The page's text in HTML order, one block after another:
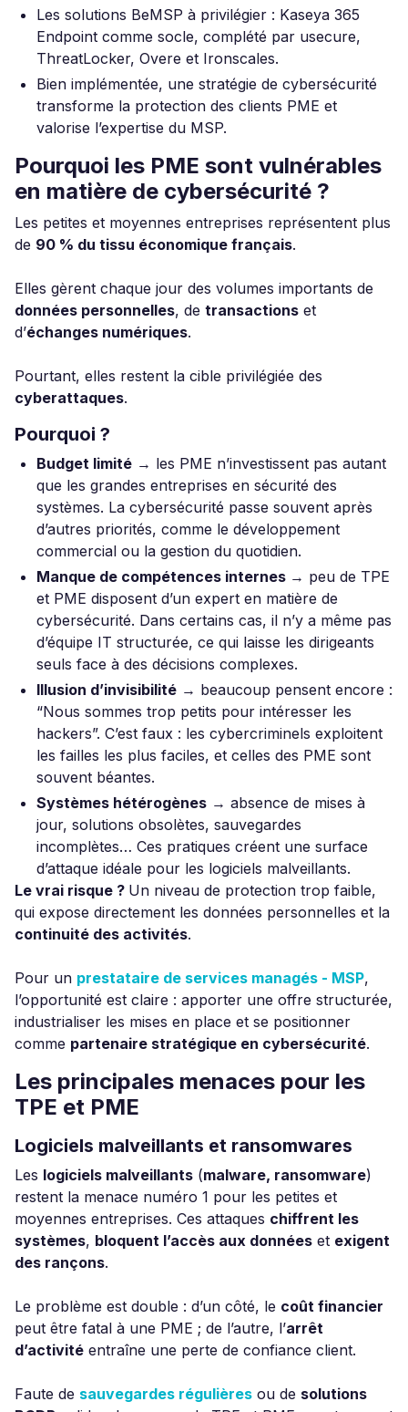
Les solutions BeMSP à privilégier : Kaseya 365
Endpoint comme socle, complété par usecure,
ThreatLocker, Overe et Ironscales.
Bien implémentée, une stratégie de cybersécurité
transforme la protection des clients PME et
valorise l’expertise du MSP.
Pourquoi les PME sont vulnérables
en matière de cybersécurité ?
Les petites et moyennes entreprises représentent plus
de 90 % du tissu économique français.
Elles gèrent chaque jour des volumes importants de
données personnelles, de transactions et
d’échanges numériques.
Pourtant, elles restent la cible privilégiée des
cyberattaques.
Pourquoi ?
Budget limité → les PME n’investissent pas autant
que les grandes entreprises en sécurité des
systèmes. La cybersécurité passe souvent après
d’autres priorités, comme le développement
commercial ou la gestion du quotidien.
Manque de compétences internes → peu de TPE
et PME disposent d’un expert en matière de
cybersécurité. Dans certains cas, il n’y a même pas
d’équipe IT structurée, ce qui laisse les dirigeants
seuls face à des décisions complexes.
Illusion d’invisibilité → beaucoup pensent encore :
“Nous sommes trop petits pour intéresser les
hackers”. C’est faux : les cybercriminels exploitent
les failles les plus faciles, et celles des PME sont
souvent béantes.
Systèmes hétérogènes → absence de mises à
jour, solutions obsolètes, sauvegardes
incomplètes… Ces pratiques créent une surface
d’attaque idéale pour les logiciels malveillants.
Le vrai risque ? Un niveau de protection trop faible,
qui expose directement les données personnelles et la
continuité des activités.
Pour un prestataire de services managés - MSP,
l’opportunité est claire : apporter une offre structurée,
industrialiser les mises en place et se positionner
comme partenaire stratégique en cybersécurité.
Les principales menaces pour les
TPE et PME
Logiciels malveillants et ransomwares
Les logiciels malveillants (malware, ransomware)
restent la menace numéro 1 pour les petites et
moyennes entreprises. Ces attaques chiffrent les
systèmes, bloquent l’accès aux données et exigent
des rançons.
Le problème est double : d’un côté, le coût financier
peut être fatal à une PME ; de l’autre, l’arrêt
d’activité entraîne une perte de confiance client.
Faute de sauvegardes régulières ou de solutions